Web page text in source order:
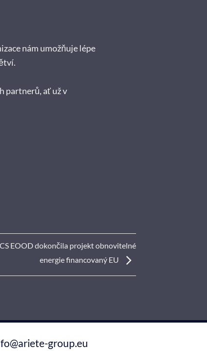
nám umožňuje lépe
partnerů, ať už v
EOOD dokončila projekt obnovitelné
energie financovaný EU
group.eu